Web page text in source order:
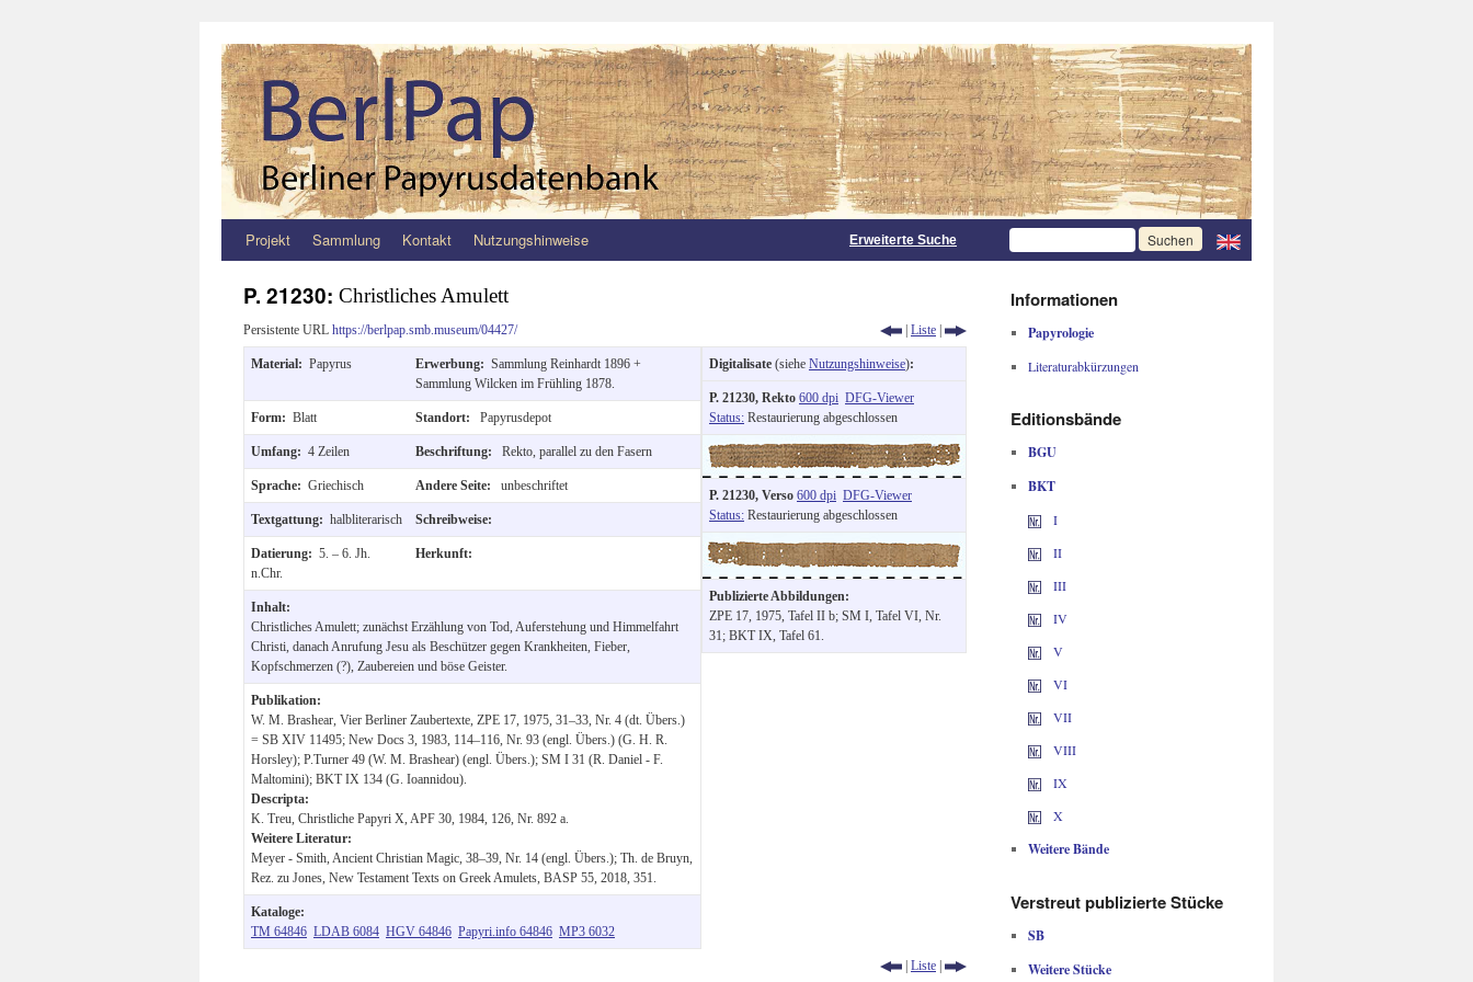
Zum
springen
Projekt Sammlung Kontakt Nutzungshinweise Erweiterte Suche
P. 21230: Christliches Amulett
Persistente URL https://berlpap.smb.museum/04427/ | Liste |
Material: Papyrus Erwerbung: Sammlung Reinhardt 1896 +
Sammlung Wilcken im Frühling 1878.
Form: Blatt Standort: Papyrusdepot
Umfang: 4 Zeilen Beschriftung: Rekto, parallel zu den Fasern
Sprache: Griechisch Andere Seite: unbeschriftet
Textgattung: halbliterarisch Schreibweise:
Datierung: 5. – 6. Jh.
n.Chr.
Herkunft:
Inhalt:
Christliches Amulett; zunächst Erzählung von Tod, Auferstehung und Himmelfahrt
Christi, danach Anrufung Jesu als Beschützer gegen Krankheiten, Fieber,
Kopfschmerzen (?), Zaubereien und böse Geister.
Publikation:
W. M. Brashear, Vier Berliner Zaubertexte, ZPE 17, 1975, 31–33, Nr. 4 (dt. Übers.)
= SB XIV 11495; New Docs 3, 1983, 114–116, Nr. 93 (engl. Übers.) (G. H. R.
Horsley); P.Turner 49 (W. M. Brashear) (engl. Übers.); SM I 31 (R. Daniel - F.
Maltomini); BKT IX 134 (G. Ioannidou).
Descripta:
K. Treu, Christliche Papyri X, APF 30, 1984, 126, Nr. 892 a.
Weitere Literatur:
Meyer - Smith, Ancient Christian Magic, 38–39, Nr. 14 (engl. Übers.); Th. de Bruyn,
Rez. zu Jones, New Testament Texts on Greek Amulets, BASP 55, 2018, 351.
Kataloge:
TM 64846 LDAB 6084 HGV 64846 Papyri.info 64846 MP3 6032
Digitalisate (siehe Nutzungshinweise):
P. 21230, Rekto 600 dpi DFG-Viewer
Status: Restaurierung abgeschlossen
P. 21230, Verso 600 dpi DFG-Viewer
Status: Restaurierung abgeschlossen
Publizierte Abbildungen:
ZPE 17, 1975, Tafel II b; SM I, Tafel VI, Nr.
31; BKT IX, Tafel 61.
| Liste |
Informationen
Papyrologie
Literaturabkürzungen
Editionsbände
BGU
BKT
I
II
III
IV
V
VI
VII
VIII
IX
X
Weitere Bände
Verstreut publizierte Stücke
SB
Weitere Stücke